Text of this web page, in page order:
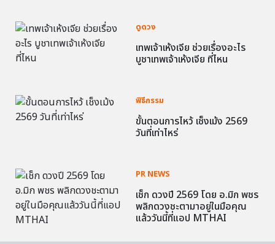
ดูดวง
เทพเจ้าเห้งเจีย ช่วยเรื่องอะไร
บูชาเทพเจ้าเห้งเจีย ที่ไหน
พิธีกรรม
ขั้นตอนการไหว้ เช็งเม้ง 2569
วันที่เท่าไหร่
PR NEWS
เช็ก ดวงปี 2569 โดย อ.มิก พชร
พลิกดวงชะตามาอยู่ในมือคุณ
แล้ววันนี้ที่แอป MTHAI